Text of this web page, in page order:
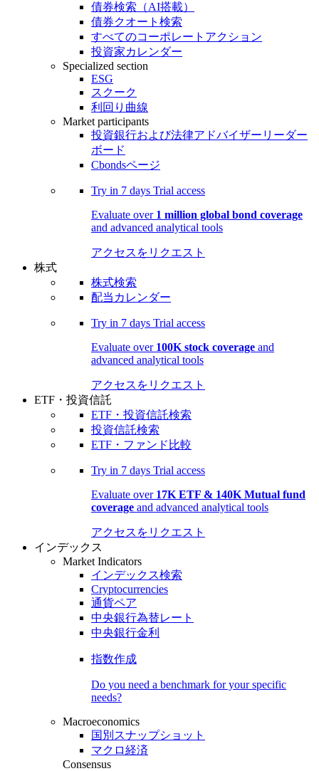
債券検索（AI搭載）
債券クオート検索
すべてのコーポレートアクション
投資家カレンダー
Specialized section
ESG
スクーク
利回り曲線
Market participants
投資銀行および法律アドバイザーリーダー
ボード
Cbondsページ
Try in 7 days Trial access
Evaluate over 1 million global bond coverage
and advanced analytical tools
アクセスをリクエスト
株式
株式検索
配当カレンダー
Try in 7 days Trial access
Evaluate over 100K stock coverage and
advanced analytical tools
アクセスをリクエスト
ETF・投資信託
ETF・投資信託検索
投資信託検索
ETF・ファンド比較
Try in 7 days Trial access
Evaluate over 17K ETF & 140K Mutual fund
coverage and advanced analytical tools
アクセスをリクエスト
インデックス
Market Indicators
インデックス検索
Cryptocurrencies
通貨ペア
中央銀行為替レート
中央銀行金利
指数作成
Do you need a benchmark for your specific
needs?
Macroeconomics
国別スナップショット
マクロ経済
Consensus